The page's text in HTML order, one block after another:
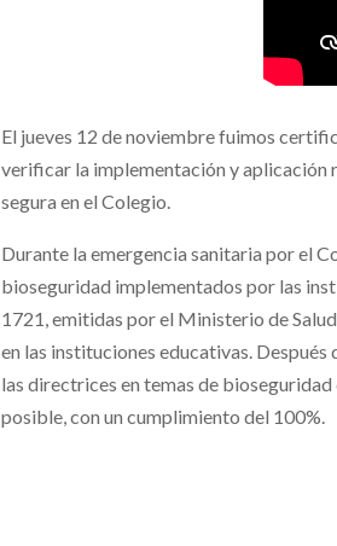
El jueves 12 de noviembre fuimos
verificar la implementación y aplicación
segura en el Colegio.
Durante la emergencia sanitaria por el
bioseguridad implementados por las
1721, emitidas por el Ministerio de
en las instituciones educativas.
las directrices en temas de
posible, con un cumplimiento del 100%.